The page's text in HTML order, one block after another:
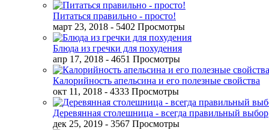
Питаться правильно - просто!
март 23, 2018 - 5402 Просмотры
Блюда из гречки для похудения
апр 17, 2018 - 4651 Просмотры
Калорийность апельсина и его полезные свойства
окт 11, 2018 - 4333 Просмотры
Деревянная столешница - всегда правильный выбор
дек 25, 2019 - 3567 Просмотры